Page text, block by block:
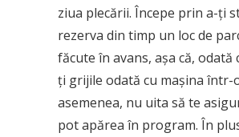
ziua plecării. Începe prin a-ți
rezerva din timp un loc de
făcute în avans, așa că,
ți grijile odată cu mașina într-
asemenea, nu uita să te
pot apărea în program. În